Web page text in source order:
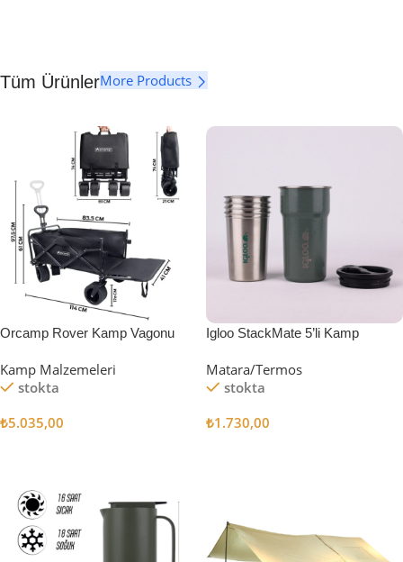
Tüm ÜrünlerMore Products
Orcamp Rover Kamp Vagonu
Kamp Malzemeleri
stokta
₺5.035,00
Igloo StackMate 5’li Kamp
Matara/Termos
stokta
₺1.730,00